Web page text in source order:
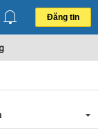
Đăng tin